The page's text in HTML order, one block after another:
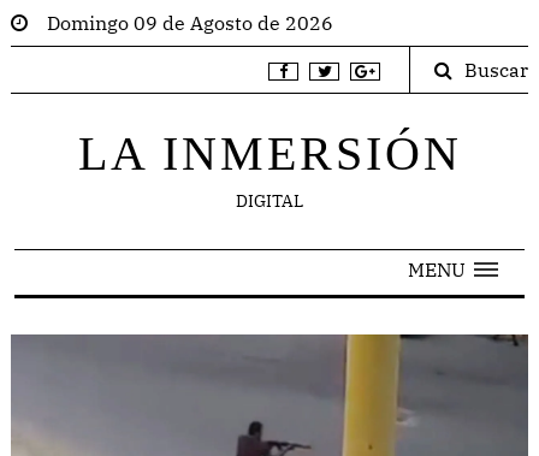
Domingo 09 de Agosto de 2026
Buscar
LA INMERSIÓN
DIGITAL
MENU